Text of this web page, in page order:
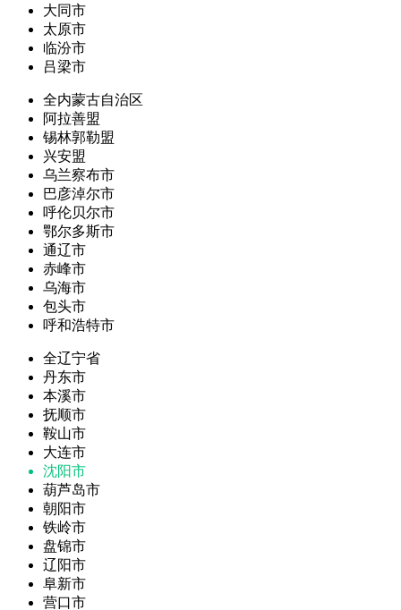
大同市
太原市
临汾市
吕梁市
全内蒙古自治区
阿拉善盟
锡林郭勒盟
兴安盟
乌兰察布市
巴彦淖尔市
呼伦贝尔市
鄂尔多斯市
通辽市
赤峰市
乌海市
包头市
呼和浩特市
全辽宁省
丹东市
本溪市
抚顺市
鞍山市
大连市
沈阳市
葫芦岛市
朝阳市
铁岭市
盘锦市
辽阳市
阜新市
营口市